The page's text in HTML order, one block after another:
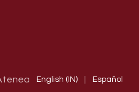
English (IN) Español